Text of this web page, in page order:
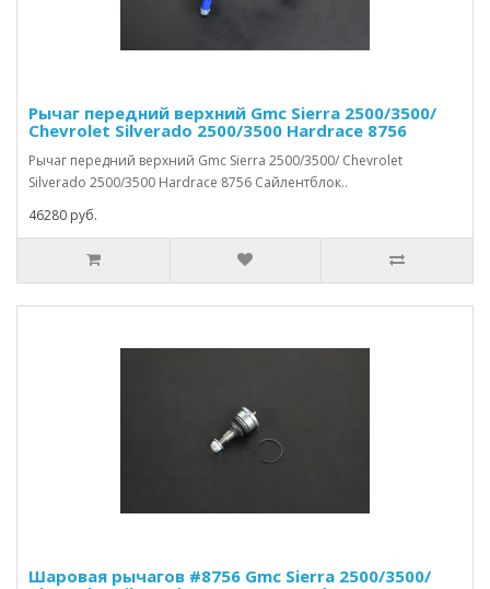
Рычаг передний верхний Gmc Sierra 2500/3500/
Chevrolet Silverado 2500/3500 Hardrace 8756
Рычаг передний верхний Gmc Sierra 2500/3500/ Chevrolet
Silverado 2500/3500 Hardrace 8756 Сайлентблок..
46280 руб.
Шаровая рычагов #8756 Gmc Sierra 2500/3500/